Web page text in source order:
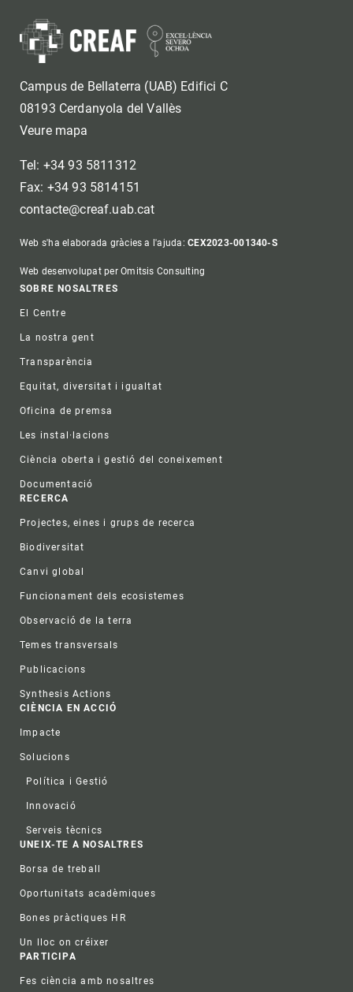
Campus de Bellaterra (UAB) Edifici C
08193 Cerdanyola del Vallès
Veure mapa
Tel: +34 93 5811312
Fax: +34 93 5814151
contacte@creaf.uab.cat
Web s'ha elaborada gràcies a l'ajuda:CEX2023-001340-S
Web desenvolupat per Omitsis Consulting
Footer
SOBRE NOSALTRES
El Centre
La nostra gent
Transparència
Equitat, diversitat i igualtat
Oficina de premsa
Les instal·lacions
Ciència oberta i gestió del coneixement
Documentació
RECERCA
Projectes, eines i grups de recerca
Biodiversitat
Canvi global
Funcionament dels ecosistemes
Observació de la terra
Temes transversals
Publicacions
Synthesis Actions
CIÈNCIA EN ACCIÓ
Impacte
Solucions
Política i Gestió
Innovació
Serveis tècnics
UNEIX-TE A NOSALTRES
Borsa de treball
Oportunitats acadèmiques
Bones pràctiques HR
Un lloc on créixer
PARTICIPA
Fes ciència amb nosaltres